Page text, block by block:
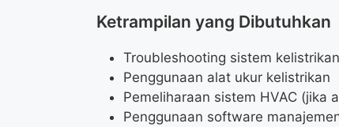
Ketrampilan yang Dibutuhkan
Troubleshooting sistem kelistrikan
Penggunaan alat ukur kelistrikan
Pemeliharaan sistem HVAC (jika
Penggunaan software